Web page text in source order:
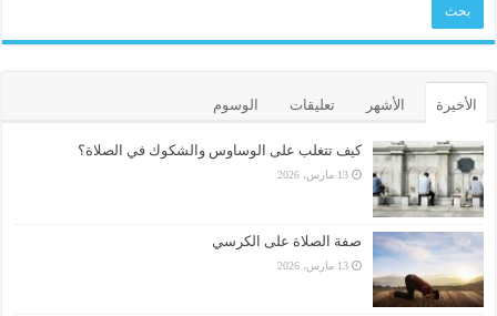
الأخيرة الأشهر تعليقات الوسوم
كيف تتغلب على الوساوس والشكوك في الصلاة؟
13 مارس، 2026
صفة الصلاة على الكرسي
13 مارس، 2026